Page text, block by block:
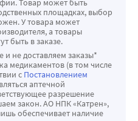
препарата:
как только установите
дозы осталось
и далее продолжать
Не принимайте двойную
прием препарата.
транспортными
(например, нифедипин,
к увеличению риска
нельзя исключить
ухудшения
у пациентов с
III класса (например,
проводимость.
Товар может быть
площадках, выбор
У товара может
а товары
быть в заказе.
не доставляем заказы*
медикаментов (в том числе
с Постановлением
аптечной
разрешение
закон. АО НПК «Катрен»,
обеспечивает наличие